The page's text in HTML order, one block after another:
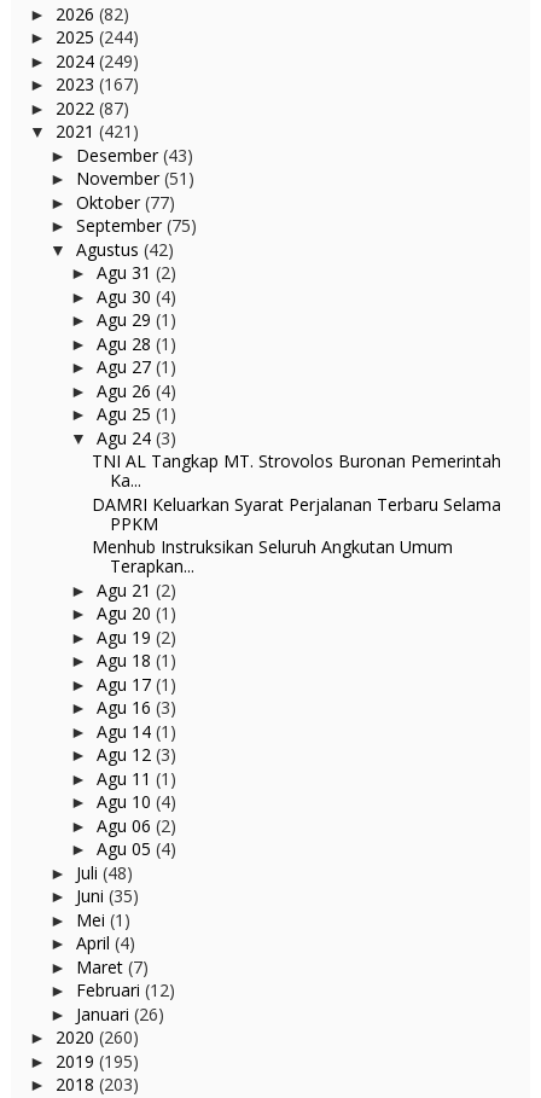
► 2026 (82)
► 2025 (244)
► 2024 (249)
► 2023 (167)
► 2022 (87)
▼ 2021 (421)
► Desember(43)
► November(51)
► Oktober(77)
► September(75)
▼ Agustus (42)
► Agu 31 (2)
► Agu 30 (4)
► Agu 29 (1)
► Agu 28 (1)
► Agu 27 (1)
► Agu 26 (4)
► Agu 25 (1)
▼ Agu 24 (3)
TNI AL Tangkap MT. Strovolos Buronan Pemerintah
Ka...
DAMRI Keluarkan Syarat Perjalanan Terbaru Selama
PPKM
Menhub Instruksikan Seluruh Angkutan Umum
Terapkan...
► Agu 21 (2)
► Agu 20 (1)
► Agu 19 (2)
► Agu 18 (1)
► Agu 17 (1)
► Agu 16 (3)
► Agu 14 (1)
► Agu 12 (3)
► Agu 11 (1)
► Agu 10 (4)
► Agu 06 (2)
► Agu 05 (4)
► Juli (48)
► Juni (35)
► Mei (1)
► April (4)
► Maret (7)
► Februari (12)
► Januari (26)
► 2020 (260)
► 2019 (195)
► 2018 (203)